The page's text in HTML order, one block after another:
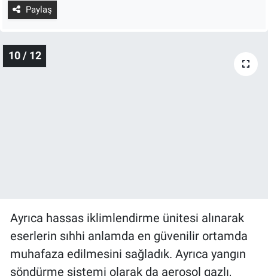
güvenli bir ortamda muhafaza altına almak